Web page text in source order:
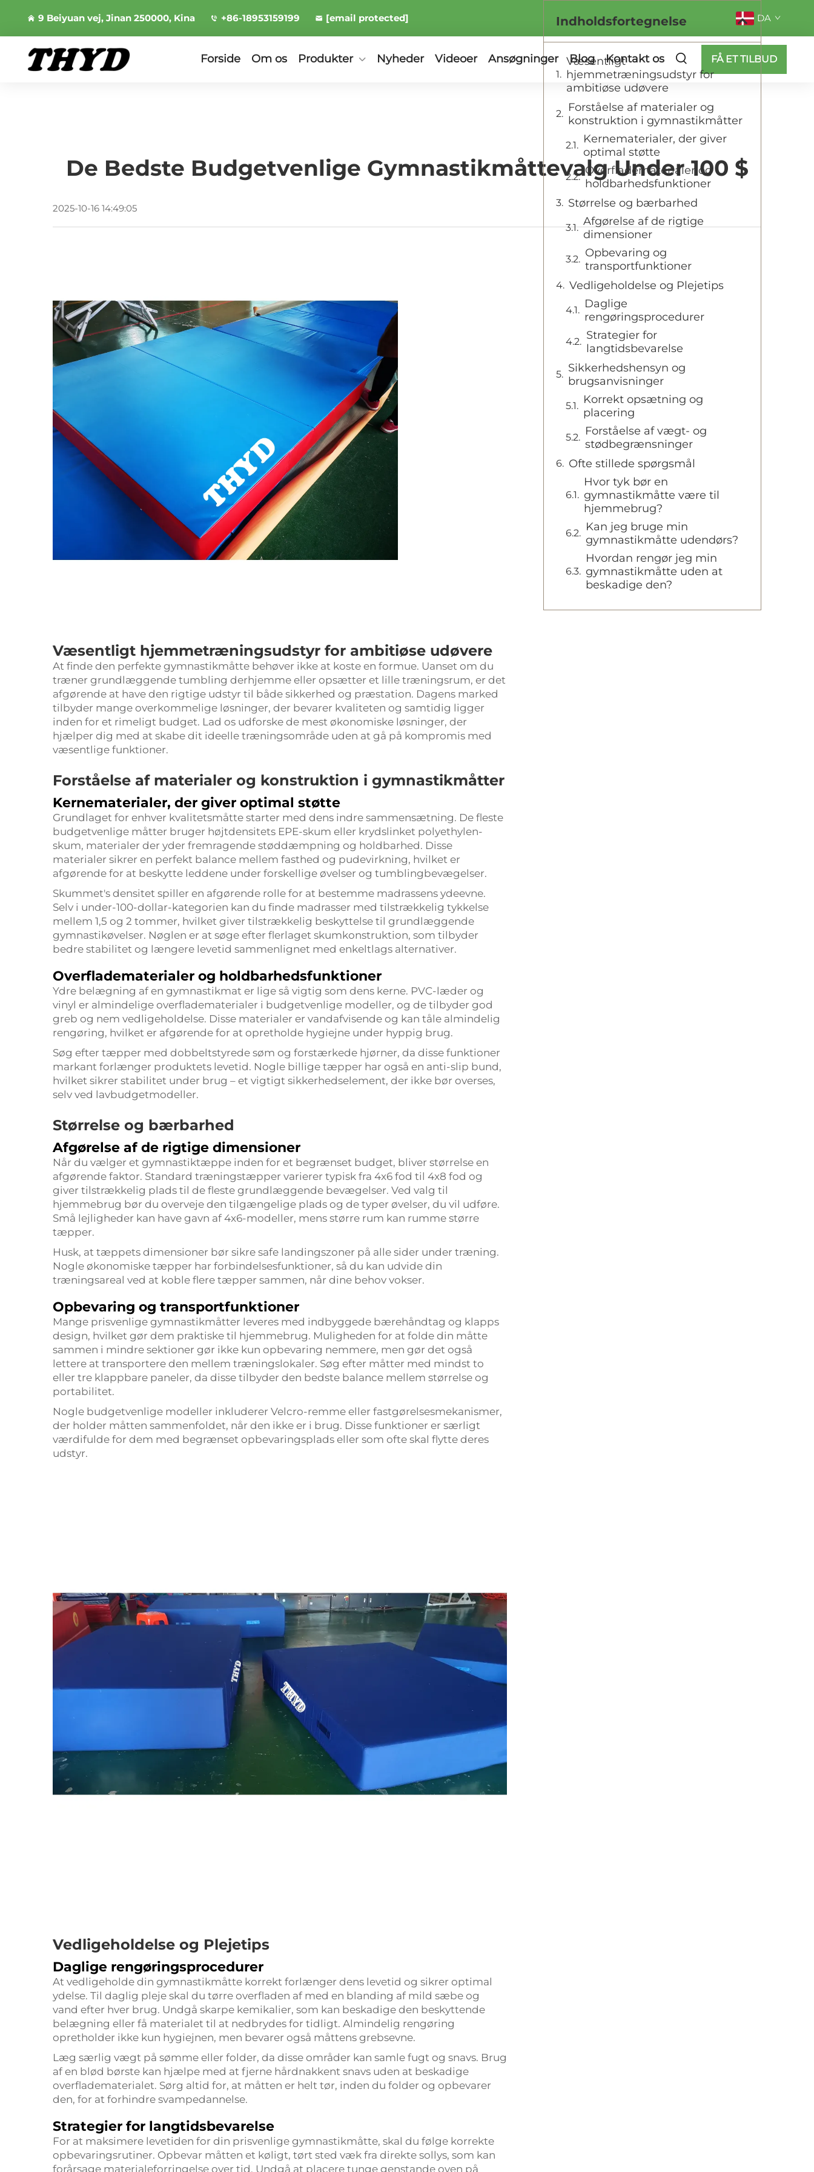
9 Beiyuan vej, Jinan 250000, Kina +86-18953159199 [email protected] DA
Forside Om os Produkter Nyheder Videoer Ansøgninger Blog Kontakt os FÅ ET TILBUD
De Bedste Budgetvenlige Gymnastikmåttevalg Under 100 $
2025-10-16 14:49:05
Væsentligt hjemmetræningsudstyr for ambitiøse udøvere
At finde den perfekte gymnastikmåtte behøver ikke at koste en formue. Uanset om du
træner grundlæggende tumbling derhjemme eller opsætter et lille træningsrum, er det
afgørende at have den rigtige udstyr til både sikkerhed og præstation. Dagens marked
tilbyder mange overkommelige løsninger, der bevarer kvaliteten og samtidig ligger
inden for et rimeligt budget. Lad os udforske de mest økonomiske løsninger, der
hjælper dig med at skabe dit ideelle træningsområde uden at gå på kompromis med
væsentlige funktioner.
Forståelse af materialer og konstruktion i gymnastikmåtter
Kernematerialer, der giver optimal støtte
Grundlaget for enhver kvalitetsmåtte starter med dens indre sammensætning. De fleste
budgetvenlige måtter bruger højtdensitets EPE-skum eller krydslinket polyethylen-
skum, materialer der yder fremragende støddæmpning og holdbarhed. Disse
materialer sikrer en perfekt balance mellem fasthed og pudevirkning, hvilket er
afgørende for at beskytte leddene under forskellige øvelser og tumblingbevægelser.
Skummet's densitet spiller en afgørende rolle for at bestemme madrassens ydeevne.
Selv i under-100-dollar-kategorien kan du finde madrasser med tilstrækkelig tykkelse
mellem 1,5 og 2 tommer, hvilket giver tilstrækkelig beskyttelse til grundlæggende
gymnastikøvelser. Nøglen er at søge efter flerlaget skumkonstruktion, som tilbyder
bedre stabilitet og længere levetid sammenlignet med enkeltlags alternativer.
Overfladematerialer og holdbarhedsfunktioner
Ydre belægning af en gymnastikmat er lige så vigtig som dens kerne. PVC-læder og
vinyl er almindelige overfladematerialer i budgetvenlige modeller, og de tilbyder god
greb og nem vedligeholdelse. Disse materialer er vandafvisende og kan tåle almindelig
rengøring, hvilket er afgørende for at opretholde hygiejne under hyppig brug.
Søg efter tæpper med dobbeltstyrede søm og forstærkede hjørner, da disse funktioner
markant forlænger produktets levetid. Nogle billige tæpper har også en anti-slip bund,
hvilket sikrer stabilitet under brug – et vigtigt sikkerhedselement, der ikke bør overses,
selv ved lavbudgetmodeller.
Størrelse og bærbarhed
Afgørelse af de rigtige dimensioner
Når du vælger et gymnastiktæppe inden for et begrænset budget, bliver størrelse en
afgørende faktor. Standard træningstæpper varierer typisk fra 4x6 fod til 4x8 fod og
giver tilstrækkelig plads til de fleste grundlæggende bevægelser. Ved valg til
hjemmebrug bør du overveje den tilgængelige plads og de typer øvelser, du vil udføre.
Små lejligheder kan have gavn af 4x6-modeller, mens større rum kan rumme større
tæpper.
Husk, at tæppets dimensioner bør sikre safe landingszoner på alle sider under træning.
Nogle økonomiske tæpper har forbindelsesfunktioner, så du kan udvide din
træningsareal ved at koble flere tæpper sammen, når dine behov vokser.
Opbevaring og transportfunktioner
Mange prisvenlige gymnastikmåtter leveres med indbyggede bærehåndtag og klapps
design, hvilket gør dem praktiske til hjemmebrug. Muligheden for at folde din måtte
sammen i mindre sektioner gør ikke kun opbevaring nemmere, men gør det også
lettere at transportere den mellem træningslokaler. Søg efter måtter med mindst to
eller tre klappbare paneler, da disse tilbyder den bedste balance mellem størrelse og
portabilitet.
Nogle budgetvenlige modeller inkluderer Velcro-remme eller fastgørelsesmekanismer,
der holder måtten sammenfoldet, når den ikke er i brug. Disse funktioner er særligt
værdifulde for dem med begrænset opbevaringsplads eller som ofte skal flytte deres
udstyr.
Vedligeholdelse og Plejetips
Daglige rengøringsprocedurer
At vedligeholde din gymnastikmåtte korrekt forlænger dens levetid og sikrer optimal
ydelse. Til daglig pleje skal du tørre overfladen af med en blanding af mild sæbe og
vand efter hver brug. Undgå skarpe kemikalier, som kan beskadige den beskyttende
belægning eller få materialet til at nedbrydes for tidligt. Almindelig rengøring
opretholder ikke kun hygiejnen, men bevarer også måttens grebsevne.
Læg særlig vægt på sømme eller folder, da disse områder kan samle fugt og snavs. Brug
af en blød børste kan hjælpe med at fjerne hårdnakkent snavs uden at beskadige
overfladematerialet. Sørg altid for, at måtten er helt tør, inden du folder og opbevarer
den, for at forhindre svampedannelse.
Strategier for langtidsbevarelse
For at maksimere levetiden for din prisvenlige gymnastikmåtte, skal du følge korrekte
opbevaringsrutiner. Opbevar måtten et køligt, tørt sted væk fra direkte sollys, som kan
forårsage materialeforringelse over tid. Undgå at placere tunge genstande oven på
Indholdsfortegnelse
Væsentligt
hjemmetræningsudstyr for
ambitiøse udøvere
Forståelse af materialer og
konstruktion i gymnastikmåtter
Kernematerialer, der giver
optimal støtte
Overfladematerialer og
holdbarhedsfunktioner
Størrelse og bærbarhed
Afgørelse af de rigtige
dimensioner
Opbevaring og
transportfunktioner
Vedligeholdelse og Plejetips
Daglige
rengøringsprocedurer
Strategier for
langtidsbevarelse
Sikkerhedshensyn og
brugsanvisninger
Korrekt opsætning og
placering
Forståelse af vægt- og
stødbegrænsninger
Ofte stillede spørgsmål
Hvor tyk bør en
gymnastikmåtte være til
hjemmebrug?
Kan jeg bruge min
gymnastikmåtte udendørs?
Hvordan rengør jeg min
gymnastikmåtte uden at
beskadige den?